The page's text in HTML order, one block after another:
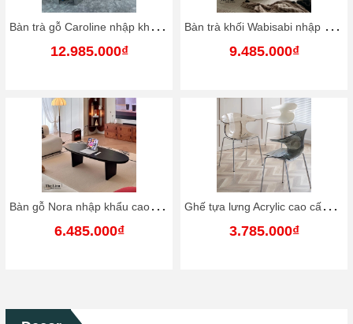
B
àn trà gỗ Caroline nhập khẩu cao cấp / Caroline Table
12.985.000₫
B
àn gỗ Nora nhập khẩu cao cấp / Nora Table
6.485.000₫
B
àn trà khối Wabisabi nhập khẩu cao cấp / Wabisabi Table
9.485.000₫
G
hế tựa lưng Acrylic cao cấp | Acrylic Chair
3.785.000₫